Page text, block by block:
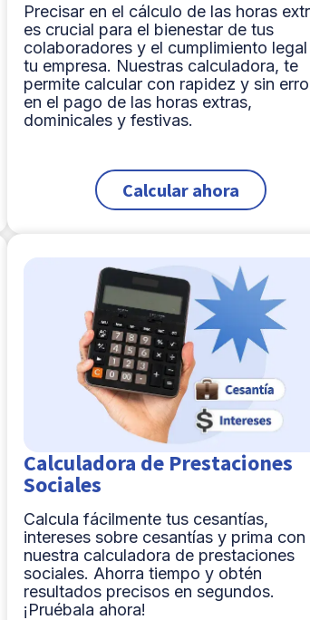
Precisar en el cálculo de las horas
es crucial para el bienestar de tus
colaboradores y el cumplimiento
tu empresa. Nuestras calculadora, te
permite calcular con rapidez y sin
en el pago de las horas extras,
dominicales y festivas.
Calcular ahora
Calculadora de Prestaciones
Sociales
Calcula fácilmente tus cesantías,
intereses sobre cesantías y prima con
nuestra calculadora de prestaciones
sociales. Ahorra tiempo y obtén
resultados precisos en segundos.
¡Pruébala ahora!